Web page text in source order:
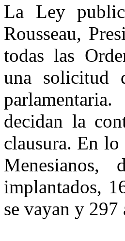
La Ley
Rousseau,
todas las
una solicitud
decidan la
clausura. En
Menesianos,
implantados,
se vayan y 297